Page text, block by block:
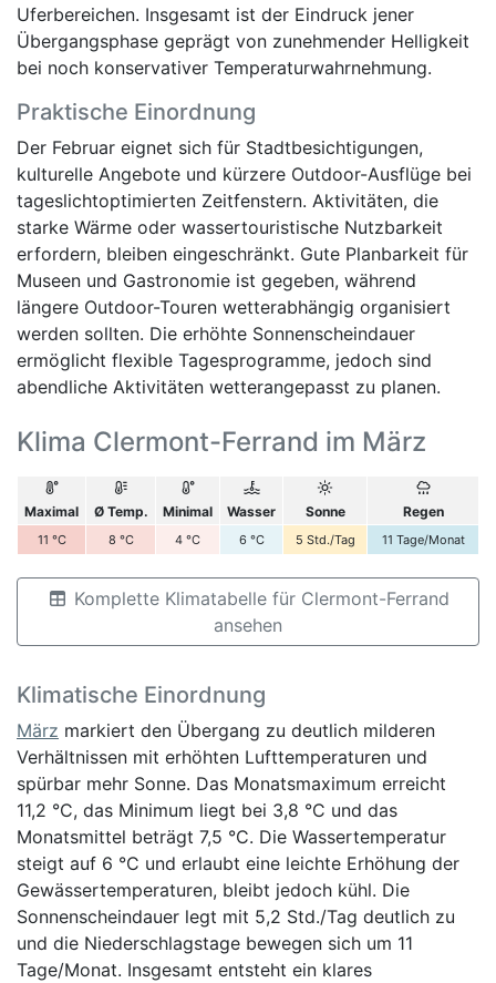
Uferbereichen. Insgesamt ist der Eindruck jener
Übergangsphase geprägt von zunehmender Helligkeit
bei noch konservativer Temperaturwahrnehmung.
Praktische Einordnung
Der Februar eignet sich für Stadtbesichtigungen,
kulturelle Angebote und kürzere Outdoor-Ausflüge bei
tageslichtoptimierten Zeitfenstern. Aktivitäten, die
starke Wärme oder wassertouristische Nutzbarkeit
erfordern, bleiben eingeschränkt. Gute Planbarkeit für
Museen und Gastronomie ist gegeben, während
längere Outdoor-Touren wetterabhängig organisiert
werden sollten. Die erhöhte Sonnenscheindauer
ermöglicht flexible Tagesprogramme, jedoch sind
abendliche Aktivitäten wetterangepasst zu planen.
Klima Clermont-Ferrand im März
Maximal Ø Temp. Minimal Wasser Sonne Regen
11 °C 8 °C 4 °C 6 °C 5 Std./Tag 11 Tage/Monat
Komplette Klimatabelle für Clermont-Ferrand
ansehen
Klimatische Einordnung
März markiert den Übergang zu deutlich milderen
Verhältnissen mit erhöhten Lufttemperaturen und
spürbar mehr Sonne. Das Monatsmaximum erreicht
11,2 °C, das Minimum liegt bei 3,8 °C und das
Monatsmittel beträgt 7,5 °C. Die Wassertemperatur
steigt auf 6 °C und erlaubt eine leichte Erhöhung der
Gewässertemperaturen, bleibt jedoch kühl. Die
Sonnenscheindauer legt mit 5,2 Std./Tag deutlich zu
und die Niederschlagstage bewegen sich um 11
Tage/Monat. Insgesamt entsteht ein klares